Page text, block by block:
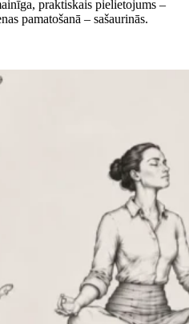
praktiskais pielietojums –
pamatošanā – sašaurinās.